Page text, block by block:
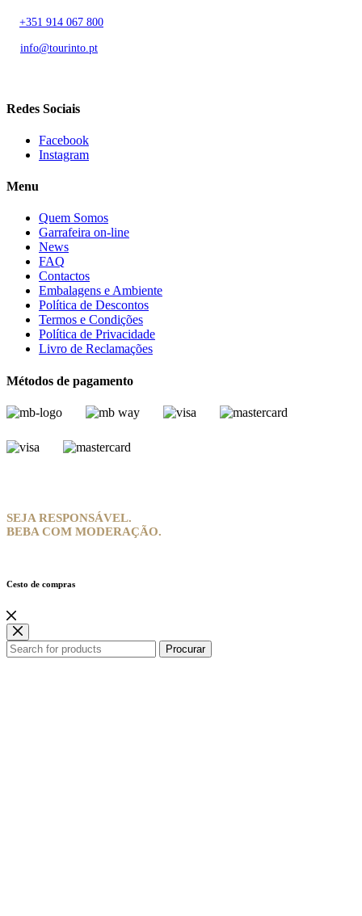
+351 914 067 800
info@tourinto.pt
Redes Sociais
Facebook
Instagram
Menu
Quem Somos
Garrafeira on-line
News
FAQ
Contactos
Embalagens e Ambiente
Política de Descontos
Termos e Condições
Política de Privacidade
Livro de Reclamações
Métodos de pagamento
SEJA RESPONSÁVEL.
BEBA COM MODERAÇÃO.
Cesto de compras
Procurar